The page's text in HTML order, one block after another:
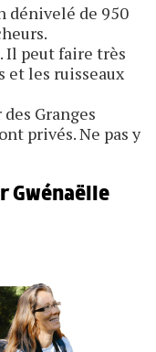
dénivelé de 950
Il peut faire très
et les ruisseaux
Granges
privés. Ne pas y
Gwénaëlle